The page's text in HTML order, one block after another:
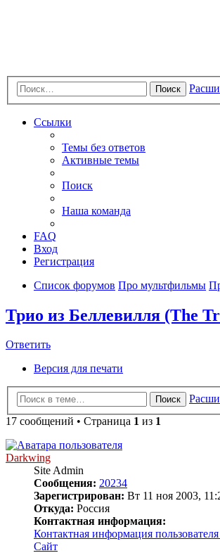
Поиск
Ссылки
Темы без ответов
Активные темы
Поиск
Наша команда
FAQ
Вход
Регистрация
Список форумов Про мультфильмы
Трио из Беллевилля (The
Ответить
Версия для печати
Поиск
17 сообщений • Страница 1 из 1
Darkwing
Site Admin
Сообщения: 20234
Зарегистрирован: Вт 11 ноя 2003,
Откуда: Россия
Контактная информация:
Контактная информация
Сайт